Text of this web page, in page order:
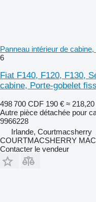
Panneau intérieur de
6
Fiat F140, F120, F130,
cabine, Porte-gobelet
498 700 CDF 190 € ≈
Autre pièce détachée pour
9966228
Irlande, Courtmacsherry
COURTMACSHERRY
Contacter le vendeur